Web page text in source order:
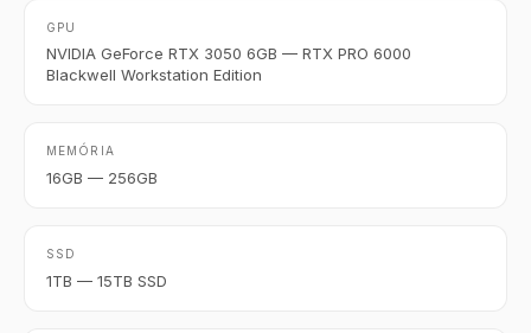
GPU
NVIDIA GeForce RTX 3050 6GB — RTX PRO 6000
Blackwell Workstation Edition
MEMÓRIA
16GB — 256GB
SSD
1TB — 15TB SSD